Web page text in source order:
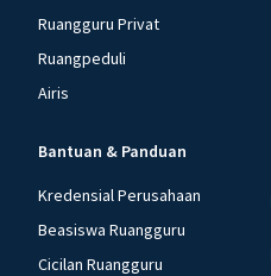
Ruangguru Privat
Ruangpeduli
Airis
Bantuan & Panduan
Kredensial Perusahaan
Beasiswa Ruangguru
Cicilan Ruangguru